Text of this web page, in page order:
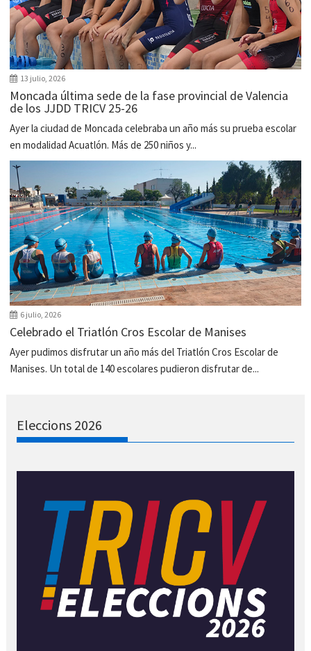
13 julio, 2026
Moncada última sede de la fase provincial de Valencia
de los JJDD TRICV 25-26
Ayer la ciudad de Moncada celebraba un año más su prueba escolar
en modalidad Acuatlón. Más de 250 niños y...
6 julio, 2026
Celebrado el Triatlón Cros Escolar de Manises
Ayer pudimos disfrutar un año más del Triatlón Cros Escolar de
Manises. Un total de 140 escolares pudieron disfrutar de...
Eleccions 2026